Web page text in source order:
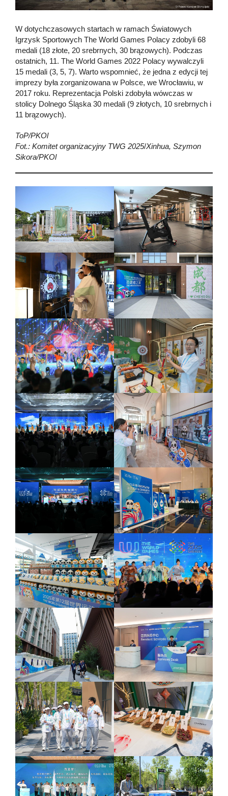
W dotychczasowych startach w ramach Światowych
Igrzysk Sportowych The World Games Polacy zdobyli 68
medali (18 złote, 20 srebrnych, 30 brązowych). Podczas
ostatnich, 11. The World Games 2022 Polacy wywalczyli
15 medali (3, 5, 7). Warto wspomnieć, że jedna z edycji tej
imprezy była zorganizowana w Polsce, we Wrocławiu, w
2017 roku. Reprezentacja Polski zdobyła wówczas w
stolicy Dolnego Śląska 30 medali (9 złotych, 10 srebrnych i
11 brązowych).
ToP/PKOl
Fot.: Komitet organizacyjny TWG 2025/Xinhua, Szymon
Sikora/PKOl